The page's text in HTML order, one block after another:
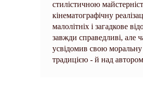
стилістичною
кінематографічну
малолітніх і загадкове
завжди справедливі, але
усвідомив свою
традицією - й над